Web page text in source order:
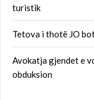
turistik
Tetova i thotë JO
Avokatja gjendet e
obduksion